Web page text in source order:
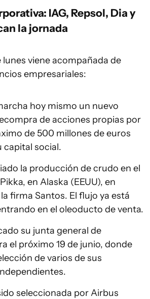
IAG, Repsol, Dia y
la jornada
lunes viene acompañada de
empresariales:
hoy mismo un nuevo
de acciones propias por
de 500 millones de euros
capital social.
la producción de crudo en el
en Alaska (EEUU), en
firma Santos. El flujo ya está
en el oleoducto de venta.
su junta general de
el próximo 19 de junio, donde
de varios de sus
seleccionada por Airbus